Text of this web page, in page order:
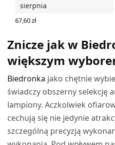
sierpnia
67,60zł
Znicze jak w
większym
Biedronka jako chętnie
świadczy obszerny selekcję
lampiony. Aczkolwiek
cechują się nie jedynie
szczególną precyzją